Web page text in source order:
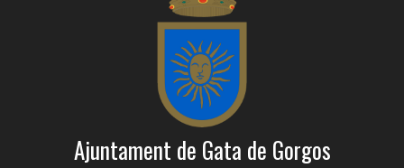
Ajuntament de Gata de Gorgos